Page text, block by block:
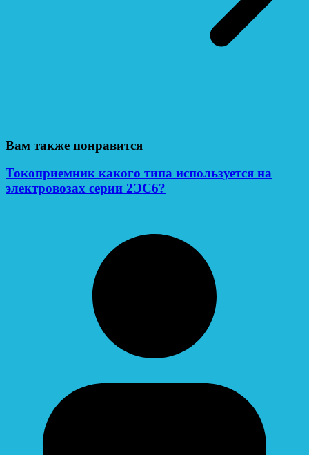
Вам также понравится
Токоприемник какого типа используется на
электровозах серии 2ЭС6?